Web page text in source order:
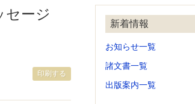
セージ
印刷する
新着情報
お知らせ一覧
諸文書一覧
出版案内一覧